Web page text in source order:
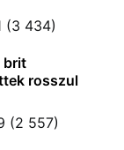
(3 434)
brit
rosszul
(2 557)